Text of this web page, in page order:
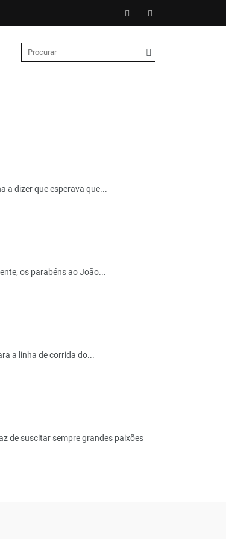
a dizer que esperava que...
os parabéns ao João...
a linha de corrida do...
de suscitar sempre grandes paixões